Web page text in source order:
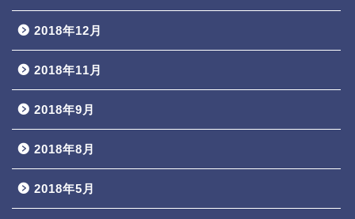
2018年12月
2018年11月
2018年9月
2018年8月
2018年5月